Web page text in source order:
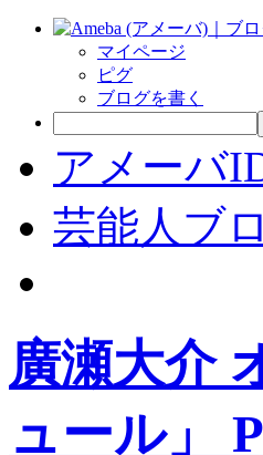
マイページ
ピグ
ブログを書く
アメーバ
芸能人ブ
廣瀬大介
ュール」